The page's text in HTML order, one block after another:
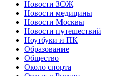
Новости ЗОЖ
Новости медицины
Новости Москвы
Новости путешествий
Ноутбуки и ПК
Образование
Общество
Около спорта